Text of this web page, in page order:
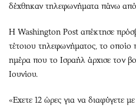
δέχθηκαν τηλεφωνήματα πάνω από
Η Washington Post απέκτησε
τέτοιου τηλεφωνήματος, το οποίο
ημέρα που το Ισραήλ άρχισε τον
Ιουνίου.
«Εχετε 12 ώρες για να διαφύγετε